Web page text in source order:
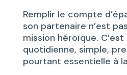
Remplir le compte
son partenaire n’est
mission héroïque.
quotidienne, simple,
pourtant essentielle à